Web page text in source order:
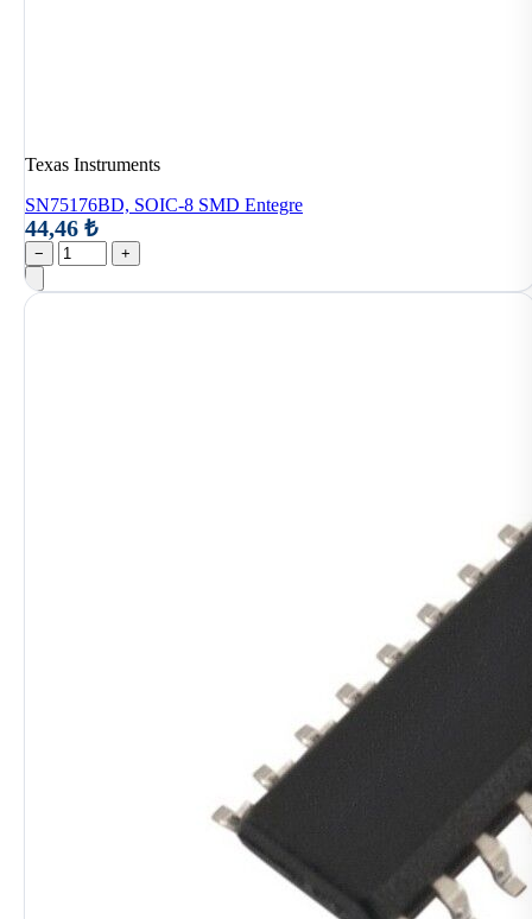
Texas Instruments
SN75176BD, SOIC-8 SMD Entegre
44,46 ₺
− +